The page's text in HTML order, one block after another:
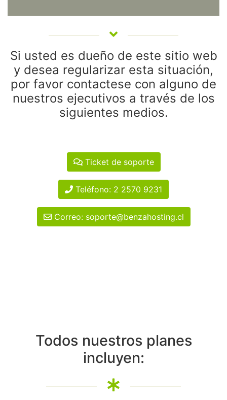
Si usted es dueño de este sitio web
y desea regularizar esta situación,
por favor contactese con alguno de
nuestros ejecutivos a través de los
siguientes medios.
Ticket de soporte
Teléfono: 2 2570 9231
Correo: soporte@benzahosting.cl
Todos nuestros planes
incluyen: